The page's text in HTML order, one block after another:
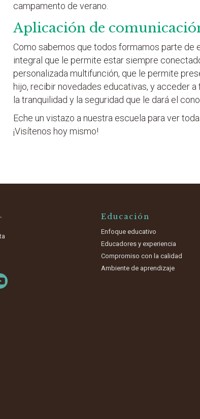
campamento de verano.
Aplicación de
Como sabemos que todos formamos parte de
integral que le permite estar siempre
personalizada multifunción, que le permite
hijo, recibir novedades educativas, y acceder
la tranquilidad y la seguridad que le dará el
Eche un vistazo a nuestra escuela para ver
¡Visítenos hoy mismo!
Educación
Enfoque educativo
Educadores y experiencia
Compromiso con la calidad
Ambiente de aprendizaje